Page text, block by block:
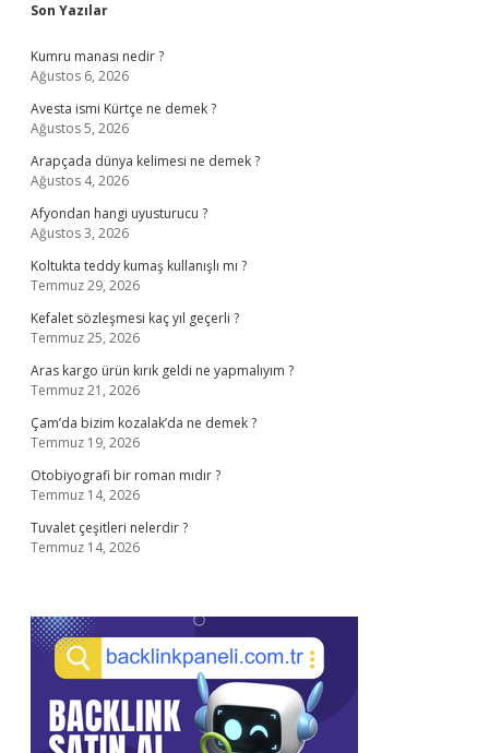
Sidebar
Son Yazılar
Kumru manası nedir ?
Ağustos 6, 2026
Avesta ismi Kürtçe ne demek ?
Ağustos 5, 2026
Arapçada dünya kelimesi ne demek ?
Ağustos 4, 2026
Afyondan hangi uyusturucu ?
Ağustos 3, 2026
Koltukta teddy kumaş kullanışlı mı ?
Temmuz 29, 2026
Kefalet sözleşmesi kaç yıl geçerli ?
Temmuz 25, 2026
Aras kargo ürün kırık geldi ne yapmalıyım ?
Temmuz 21, 2026
Çam’da bizim kozalak’da ne demek ?
Temmuz 19, 2026
Otobiyografi bir roman mıdır ?
Temmuz 14, 2026
Tuvalet çeşitleri nelerdir ?
Temmuz 14, 2026